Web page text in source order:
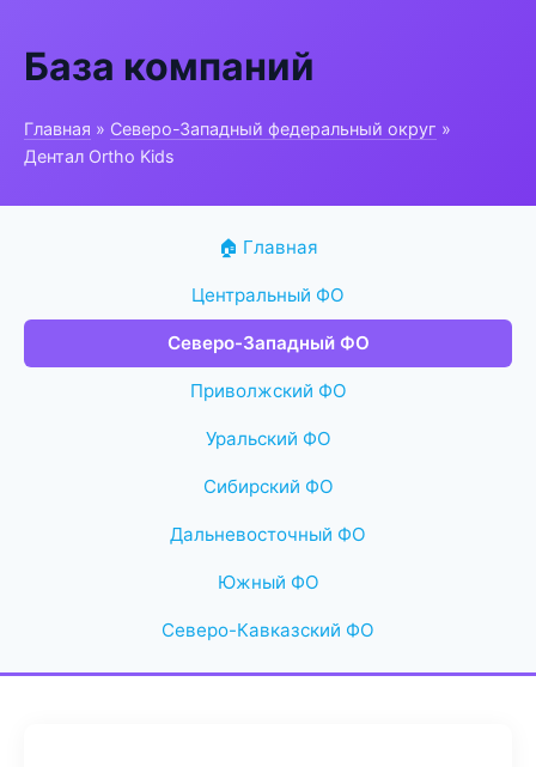
База компаний
Главная » Северо-Западный федеральный округ »
Дентал Ortho Kids
🏠 Главная
Центральный ФО
Северо-Западный ФО
Приволжский ФО
Уральский ФО
Сибирский ФО
Дальневосточный ФО
Южный ФО
Северо-Кавказский ФО